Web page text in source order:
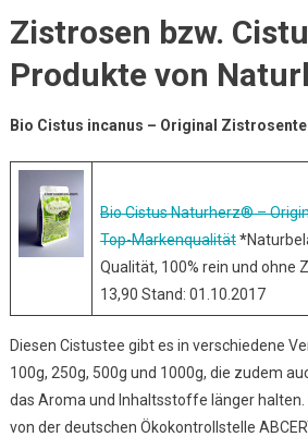
Zistrosen bzw.
Produkte von
Bio Cistus incanus – Original
Bio Cistus Naturherz® –
Top-Markenqualität*
Qualität, 100% rein und ohne
13,90 Stand: 01.10.2017
Diesen Cistustee gibt es in verschiedene
100g, 250g, 500g und 1000g, die zudem
das Aroma und Inhaltsstoffe länger halten.
von der deutschen Ökokontrollstelle